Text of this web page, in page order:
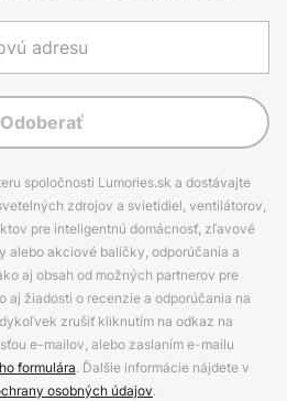
Odoberať
spoločnosti Lumories.sk a dostávajte
zdrojov a svietidiel, ventilátorov,
pre inteligentnú domácnosť, zľavové
alebo akciové balíčky, odporúčania a
aj obsah od možných partnerov pre
aj žiadosti o recenzie a odporúčania na
zrušiť kliknutím na odkaz na
e-mailov, alebo zaslaním e-mailu
formulára. Ďalšie informácie nájdete v
osobných údajov.